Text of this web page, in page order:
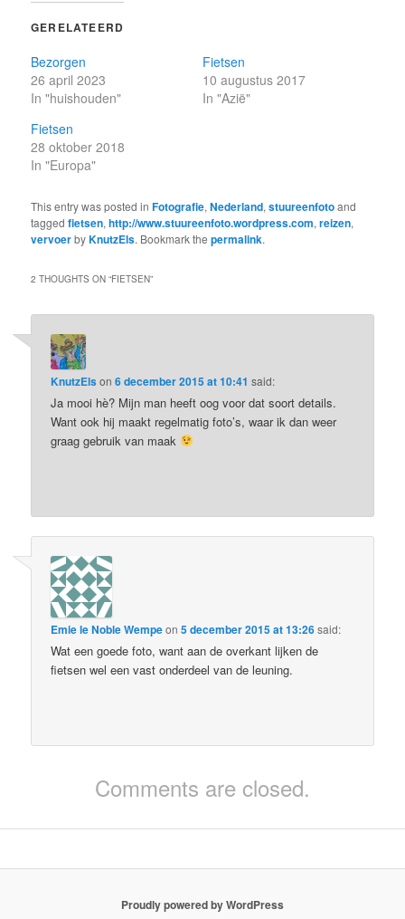
GERELATEERD
Bezorgen
26 april 2023
In "huishouden"
Fietsen
10 augustus 2017
In "Azië"
Fietsen
28 oktober 2018
In "Europa"
This entry was posted inFotografie,Nederland,stuureenfotoand
taggedfietsen,http://www.stuureenfoto.wordpress.com,reizen,
vervoerbyKnutzEls. Bookmark thepermalink.
2 THOUGHTS ON “FIETSEN”
KnutzElson6 december 2015 at 10:41 said:
Ja mooi hè? Mijn man heeft oog voor dat soort details.
Want ook hij maakt regelmatig foto’s, waar ik dan weer
graag gebruik van maak
Emie le Noble Wempeon5 december 2015 at 13:26said:
Wat een goede foto, want aan de overkant lijken de
fietsen wel een vast onderdeel van de leuning.
Comments are closed.
Proudly powered by WordPress